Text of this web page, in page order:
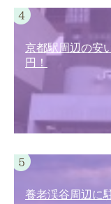
京都駅周辺の安
円！
養老渓谷周辺に